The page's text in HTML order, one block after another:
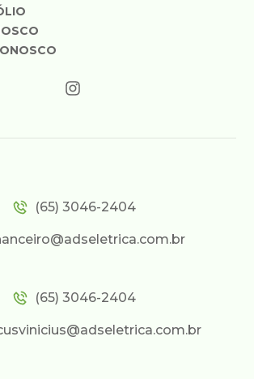
(65) 3046-2404
(65) 3046-2404